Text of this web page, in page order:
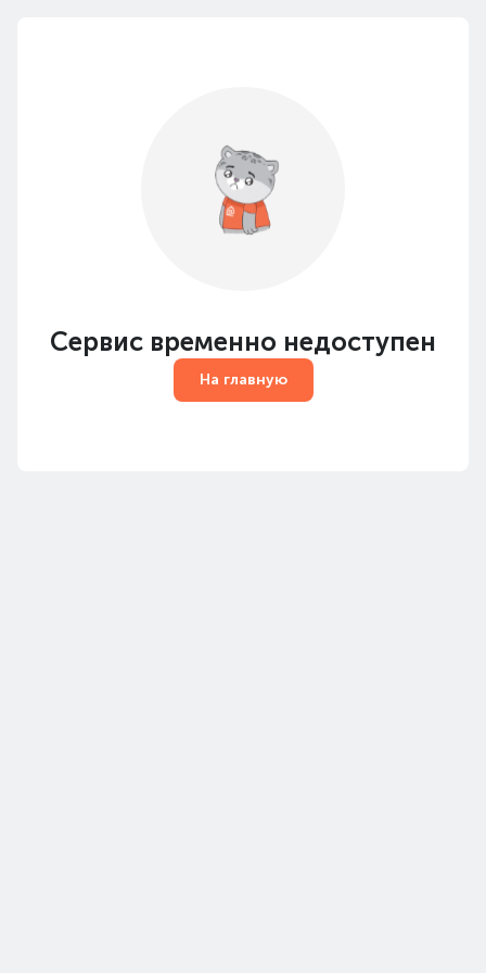
Сервис временно недоступен
На главную